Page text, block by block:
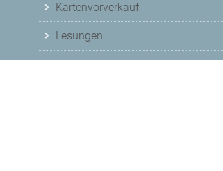
Kartenvorverkauf
Lesungen